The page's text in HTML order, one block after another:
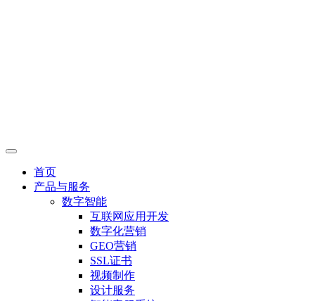
首页
产品与服务
数字智能
互联网应用开发
数字化营销
GEO营销
SSL证书
视频制作
设计服务